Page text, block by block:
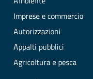
Imprese e commercio
Autorizzazioni
Appalti pubblici
Agricoltura e pesca